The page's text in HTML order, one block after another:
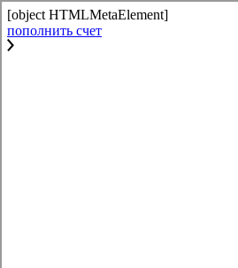
[object HTMLMetaElement]
пополнить счет